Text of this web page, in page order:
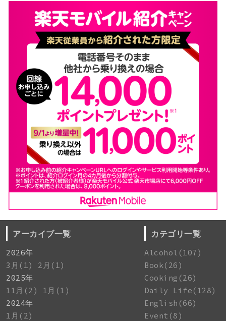
アーカイブ一覧
2026年
3月(1)
2月(1)
2025年
11月(2)
1月(1)
2024年
1月(2)
カテゴリ一覧
Alcohol(107)
Book(26)
Cooking(26)
Daily Life(128)
English(66)
Event(8)